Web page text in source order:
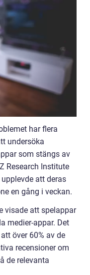
har flera
undersöka
som stängs av
Research Institute
att deras
en gång i veckan.
visade att spelappar
medier-appar. Det
över 60% av de
recensioner om
de relevanta